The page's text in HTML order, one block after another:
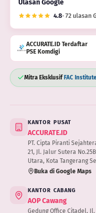
Ulasan Google
4.8· 72 ulasan
ACCURATE.ID Terdaftar
PSE Komdigi
Mitra EksklusifFAC Institute
KANTOR PUSAT
ACCURATE.ID
PT. Cipta Piranti
21, Jl. Jalur Sutera
Utara, Kota Tangerang
Buka di Google Maps
KANTOR CABANG
AOP Cawang
Gedung Office Citadel, Jl.